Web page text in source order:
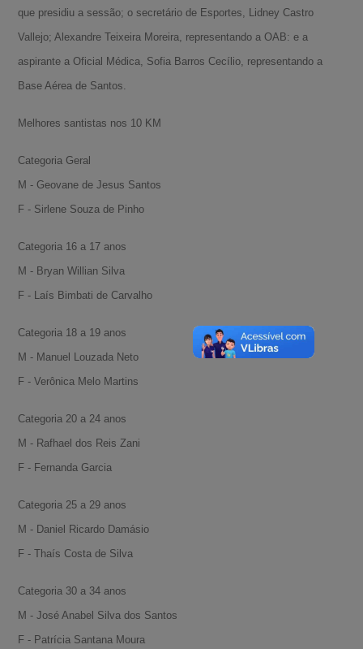
que presidiu a sessão; o secretário de Esportes, Lidney Castro
Vallejo; Alexandre Teixeira Moreira, representando a OAB: e a
aspirante a Oficial Médica, Sofia Barros Cecílio, representando a
Base Aérea de Santos.
Melhores santistas nos 10 KM
Categoria Geral
M - Geovane de Jesus Santos
F - Sirlene Souza de Pinho
Categoria 16 a 17 anos
M - Bryan Willian Silva
F - Laís Bimbati de Carvalho
Categoria 18 a 19 anos
M - Manuel Louzada Neto
F - Verônica Melo Martins
Categoria 20 a 24 anos
M - Rafhael dos Reis Zani
F - Fernanda Garcia
Categoria 25 a 29 anos
M - Daniel Ricardo Damásio
F - Thaís Costa de Silva
Categoria 30 a 34 anos
M - José Anabel Silva dos Santos
F - Patrícia Santana Moura